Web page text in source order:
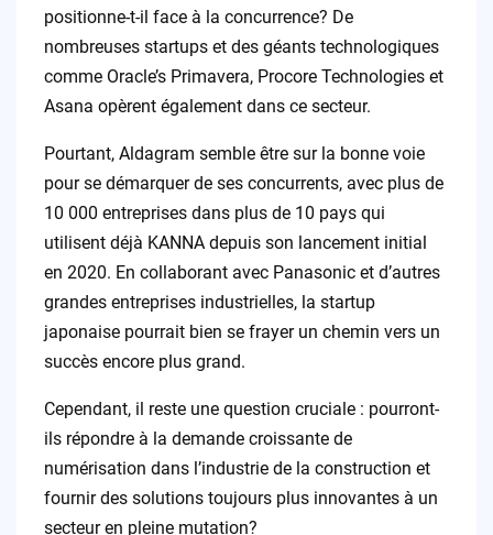
positionne-t-il face à la concurrence? De
nombreuses startups et des géants technologiques
comme Oracle’s Primavera, Procore Technologies et
Asana opèrent également dans ce secteur.
Pourtant, Aldagram semble être sur la bonne voie
pour se démarquer de ses concurrents, avec plus de
10 000 entreprises dans plus de 10 pays qui
utilisent déjà KANNA depuis son lancement initial
en 2020. En collaborant avec Panasonic et d’autres
grandes entreprises industrielles, la startup
japonaise pourrait bien se frayer un chemin vers un
succès encore plus grand.
Cependant, il reste une question cruciale : pourront-
ils répondre à la demande croissante de
numérisation dans l’industrie de la construction et
fournir des solutions toujours plus innovantes à un
secteur en pleine mutation?